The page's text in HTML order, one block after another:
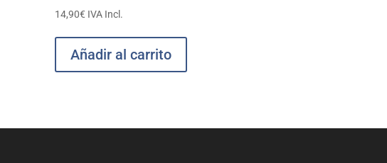
14,90€ IVA Incl.
Añadir al carrito